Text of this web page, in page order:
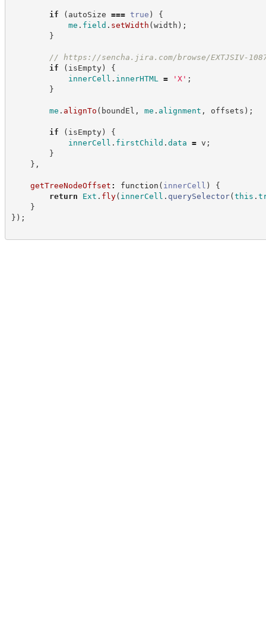
if ( autoSize === true )
{
me . field . setWidth (width ) ;
}
//
https://sencha.jira.com/browse/EXTJSIV-
if
( isEmpty)
{
innerCell . innerHTML = ' X' ;
}
me . alignTo ( boundEl , me . alignment , offsets ) ;
if ( isEmpty)
{
innerCell . firstChild . data = v ;
}
} ,
getTreeNodeOffset : function ( innerCell )
{
return
Ext . fly( innerCell . querySelector(this .
}
} ) ;